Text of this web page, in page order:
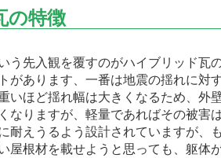
の特徴
う先入観を覆すのがハイブリッド瓦
があります、一番は地震の揺れに対
いほど揺れ幅は大きくなるため、外
なりますが、軽量であればその被害
耐えうるよう設計されていますが、
屋根材を載せようと思っても、躯体